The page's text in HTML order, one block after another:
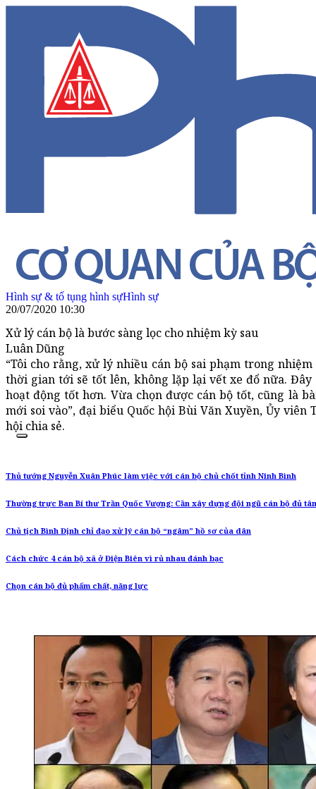
Hình sự & tố tụng hình sựHình sự
20/07/2020 10:30
Xử lý cán bộ là bước sàng lọc cho nhiệm kỳ sau
Luân Dũng
“Tôi cho rằng, xử lý nhiều cán bộ sai phạm trong
thời gian tới sẽ tốt lên, không lặp lại vết xe đổ nữa.
hoạt động tốt hơn. Vừa chọn được cán bộ tốt, cũng là
mới soi vào”, đại biểu Quốc hội Bùi Văn Xuyền, Ủy
hội chia sẻ.
Thủ tướng Nguyễn Xuân Phúc làm việc với cán bộ chủ chốt tỉnh Ninh Bình
Thường trực Ban Bí thư Trần Quốc Vượng: Cần xây dựng đội ngũ cán bộ đủ
Chủ tịch Bình Định chỉ đạo xử lý cán bộ “ngâm” hồ sơ của dân
Cách chức 4 cán bộ xã ở Điện Biên vì rủ nhau đánh bạc
Chọn cán bộ đủ phẩm chất, năng lực